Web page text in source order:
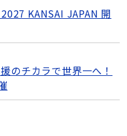
KANSAI JAPAN 開
のチカラで世界一へ！